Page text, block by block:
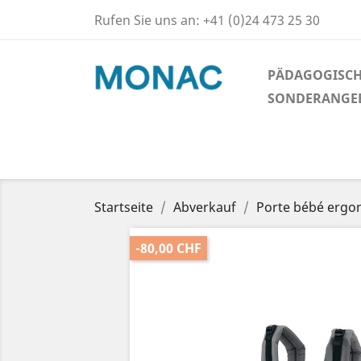
Rufen Sie uns an: +41 (0)24 473 25 30
Startseite Abverkauf Porte bébé
-80,00 CHF